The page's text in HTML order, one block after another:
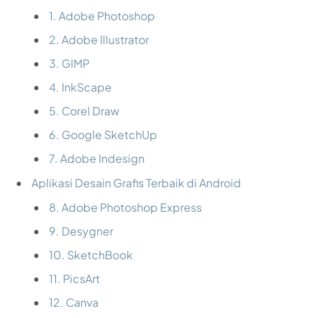
1. Adobe Photoshop
2. Adobe Illustrator
3. GIMP
4. InkScape
5. Corel Draw
6. Google SketchUp
7. Adobe Indesign
Aplikasi Desain Grafis Terbaik di Android
8. Adobe Photoshop Express
9. Desygner
10. SketchBook
11. PicsArt
12. Canva